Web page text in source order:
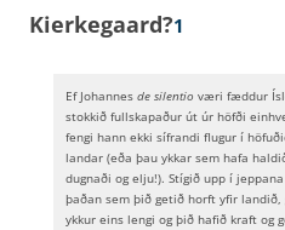
Kierkegaard?1
Ef Johannes de silentio væri fæddur
stokkið fullskapaður út úr höfði
fengi hann ekki sífrandi flugur í
landar (eða þau ykkar sem hafa
dugnaði og elju!). Stígið upp í
þaðan sem þið getið horft yfir
ykkur eins lengi og þið hafið kraft og